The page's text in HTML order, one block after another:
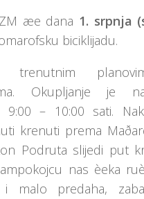
æe dana 1. srpnja
biciklijadu.
Okupljanje je
– 10:00 sati.
krenuti prema
Podruta slijedi put
nas èeka
malo predaha,